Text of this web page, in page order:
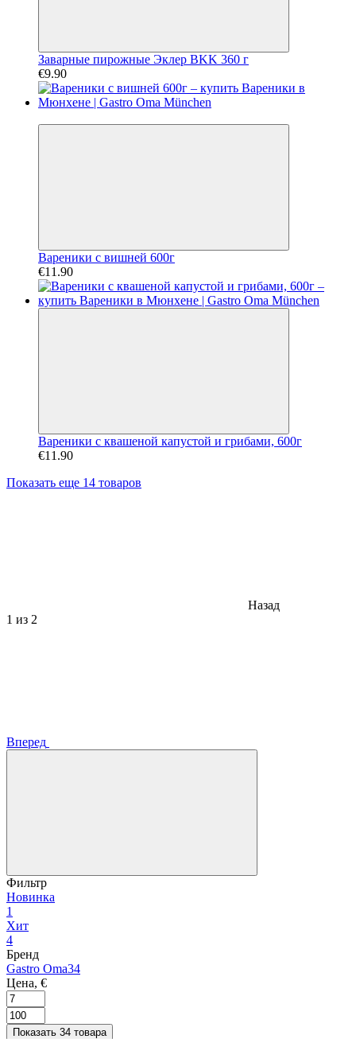
Заварные пирожные Эклер BKK 360 г
€9.90
Вареники с вишней 600г
€11.90
Вареники с квашеной капустой и грибами, 600г
€11.90
Показать еще 14 товаров
Назад
1 из 2
Вперед
Фильтр
Новинка
1
Хит
4
Бренд
Gastro Oma34
Цена, €
Показать 34 товара